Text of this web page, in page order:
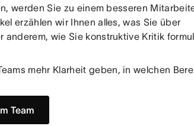
werden Sie zu einem besseren
erzählen wir Ihnen alles, was Sie über
wie Sie konstruktive Kritik
mehr Klarheit geben, in welchen
Team